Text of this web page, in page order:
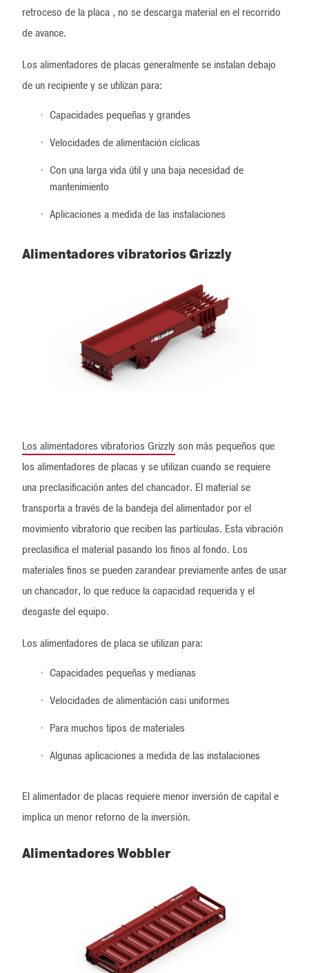
retroceso de la placa , no se descarga material en el recorrido
de avance.
Los alimentadores de placas generalmente se instalan debajo
de un recipiente y se utilizan para:
Capacidades pequeñas y grandes
Velocidades de alimentación cíclicas
Con una larga vida útil y una baja necesidad de
mantenimiento
Aplicaciones a medida de las instalaciones
Alimentadores vibratorios Grizzly
Los alimentadores vibratorios Grizzlyson más pequeños que
los alimentadores de placas y se utilizan cuando se requiere
una preclasificación antes del chancador. El material se
transporta a través de la bandeja del alimentador por el
movimiento vibratorio que reciben las partículas. Esta vibración
preclasifica el material pasando los finos al fondo. Los
materiales finos se pueden zarandear previamente antes de usar
un chancador, lo que reduce la capacidad requerida y el
desgaste del equipo.
Los alimentadores de placa se utilizan para:
Capacidades pequeñas y medianas
Velocidades de alimentación casi uniformes
Para muchos tipos de materiales
Algunas aplicaciones a medida de las instalaciones
El alimentador de placas requiere menor inversión de capital e
implica un menor retorno de la inversión.
Alimentadores Wobbler